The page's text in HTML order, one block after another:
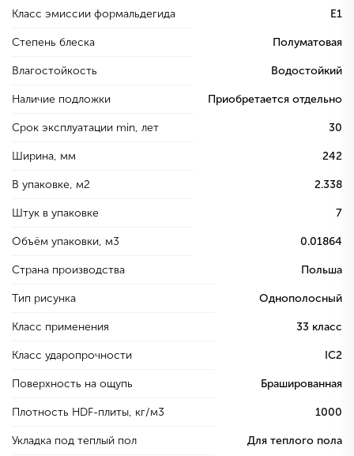
Класс эмиссии формальдегида E1
Степень блеска Полуматовая
Влагостойкость Водостойкий
Наличие подложки Приобретается отдельно
Срок эксплуатации min, лет 30
Ширина, мм 242
В упаковке, м2 2.338
Штук в упаковке 7
Объём упаковки, м3 0.01864
Страна производства Польша
Тип рисунка Однополосный
Класс применения 33 класс
Класс ударопрочности IC2
Поверхность на ощупь Брашированная
Плотность HDF-плиты, кг/м3 1000
Укладка под теплый пол Для теплого пола